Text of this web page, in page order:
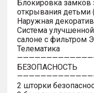
Блокировка замков
открывания детьми
Наружная
Система
салоне с фильтром
Телематика
БЕЗОПАСНОСТЬ
2 шторки